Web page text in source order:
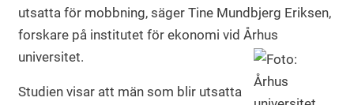
utsatta för mobbning, säger Tine Mundbjerg Eriksen,
forskare på institutet för ekonomi vid Århus
universitet.
Studien visar att män som blir utsatta